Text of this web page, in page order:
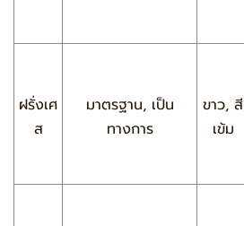
ฝรั่งเศ
ส
มาตรฐาน, เป็น
ทางการ
ขาว, สี
เข้ม